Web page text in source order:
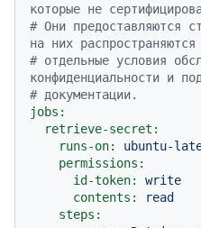
которые не
# Они предоставляются
на них распространяются
# отдельные условия
конфиденциальности и
# документации.
jobs:
retrieve-secret:
runs-on:
ubuntu-
permissions:
id-token:
write
contents:
read
steps: